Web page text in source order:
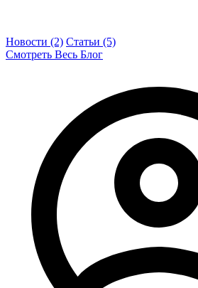
Новости (2) Статьи (5)
Смотреть Весь Блог